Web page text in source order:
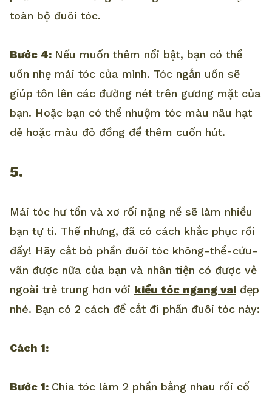
toàn bộ đuôi tóc.
Bước 4: Nếu muốn thêm nổi bật, bạn có thể
uốn nhẹ mái tóc của mình. Tóc ngắn uốn sẽ
giúp tôn lên các đường nét trên gương mặt của
bạn. Hoặc bạn có thể nhuộm tóc màu nâu hạt
dẻ hoặc màu đỏ đồng để thêm cuốn hút.
5.
Mái tóc hư tổn và xơ rối nặng nề sẽ làm nhiều
bạn tự ti. Thế nhưng, đã có cách khắc phục rồi
đấy! Hãy cắt bỏ phần đuôi tóc không-thể-cứu-
vãn được nữa của bạn và nhân tiện có được vẻ
ngoài trẻ trung hơn với kiểu tóc ngang vai đẹp
nhé. Bạn có 2 cách để cắt đi phần đuôi tóc này:
Cách 1:
Bước 1: Chia tóc làm 2 phần bằng nhau rồi cố